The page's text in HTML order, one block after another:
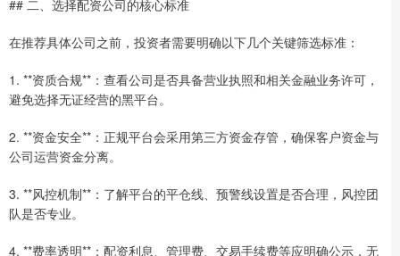
## 二、选择配资公司的核心标准
在推荐具体公司之前，投资者需要明确以下几个关键筛选标准：
1. **资质合规**：查看公司是否具备营业执照和相关金融业务许可，
避免选择无证经营的黑平台。
2. **资金安全**：正规平台会采用第三方资金存管，确保客户资金与
公司运营资金分离。
3. **风控机制**：了解平台的平仓线、预警线设置是否合理，风控团
队是否专业。
4. **费率透明**：配资利息、管理费、交易手续费等应明确公示，无